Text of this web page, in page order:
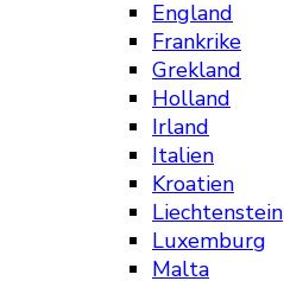
England
Frankrike
Grekland
Holland
Irland
Italien
Kroatien
Liechtenstein
Luxemburg
Malta